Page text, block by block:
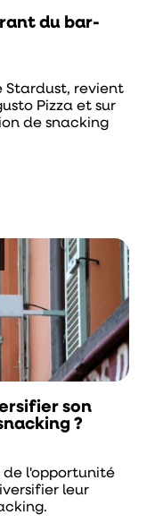
du bar-
Stardust, revient
Pizza et sur
de snacking
son
?
de l'opportunité
leur